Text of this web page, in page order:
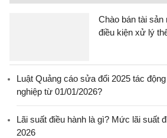
Chào bán tài
điều kiện xử lý
Luật Quảng cáo sửa đổi 2025 tác
nghiệp từ 01/01/2026?
Lãi suất điều hành là gì? Mức lãi suất
2026